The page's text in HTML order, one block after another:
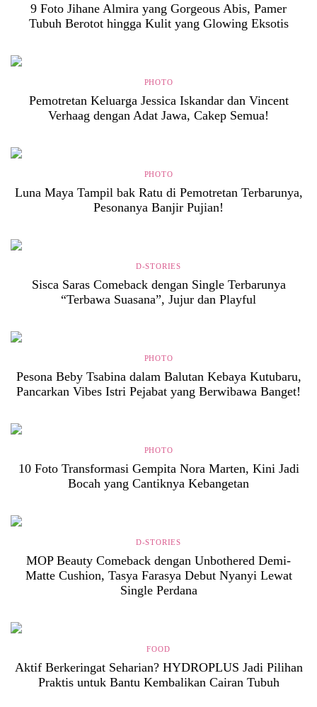
9 Foto Jihane Almira yang Gorgeous Abis, Pamer
Tubuh Berotot hingga Kulit yang Glowing Eksotis
PHOTO
Pemotretan Keluarga Jessica Iskandar dan Vincent
Verhaag dengan Adat Jawa, Cakep Semua!
PHOTO
Luna Maya Tampil bak Ratu di Pemotretan Terbarunya,
Pesonanya Banjir Pujian!
D-STORIES
Sisca Saras Comeback dengan Single Terbarunya
“Terbawa Suasana”, Jujur dan Playful
PHOTO
Pesona Beby Tsabina dalam Balutan Kebaya Kutubaru,
Pancarkan Vibes Istri Pejabat yang Berwibawa Banget!
PHOTO
10 Foto Transformasi Gempita Nora Marten, Kini Jadi
Bocah yang Cantiknya Kebangetan
D-STORIES
MOP Beauty Comeback dengan Unbothered Demi-
Matte Cushion, Tasya Farasya Debut Nyanyi Lewat
Single Perdana
FOOD
Aktif Berkeringat Seharian? HYDROPLUS Jadi Pilihan
Praktis untuk Bantu Kembalikan Cairan Tubuh